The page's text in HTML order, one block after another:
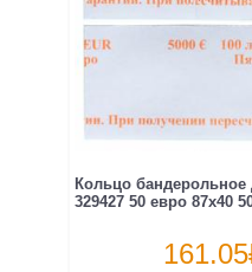
Кольцо бандерольное
329427 50 евро 87х40
161.05